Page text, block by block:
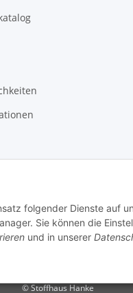
folgender Dienste auf
Sie können die
und in unserer
© Stoffhaus Hanke